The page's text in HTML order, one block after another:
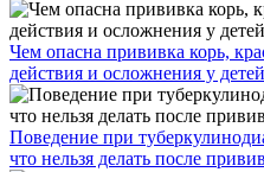
Чем опасна прививка корь,
действия и осложнения у детей
Поведение при
что нельзя делать после